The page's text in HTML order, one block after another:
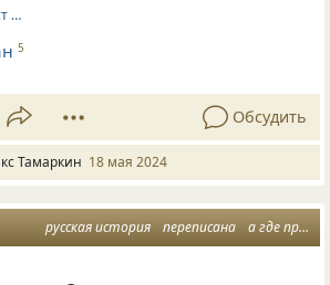
…
5
Обсудить
Тамаркин 18 мая 2024
русская история переписана а где правда